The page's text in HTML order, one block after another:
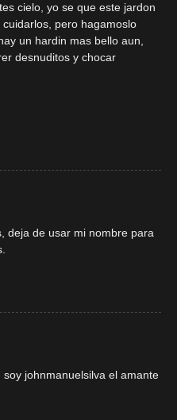
cielo, yo se que este jardon
pero hagamoslo
un hardin mas bello aun,
desnuditos y chocar
deja de usar mi nombre para
johnmanuelsilva el amante